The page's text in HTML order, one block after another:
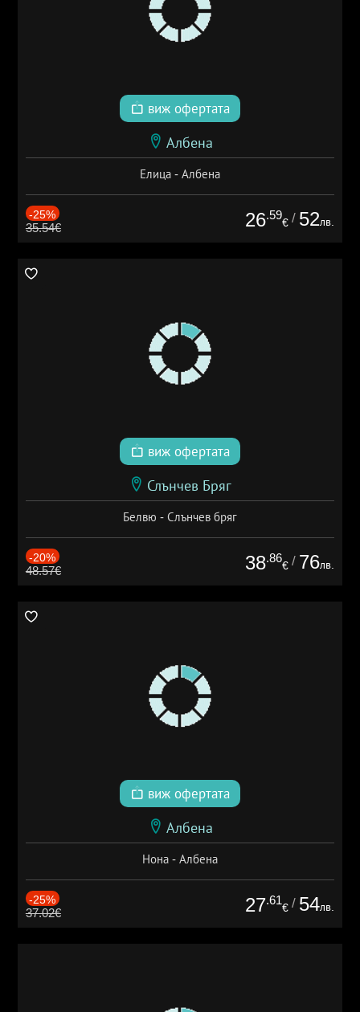
виж офертата
Албена
Елица - Албена
-25%
35.54€ 26.59
€ / 52лв.
виж офертата
Слънчев Бряг
Белвю - Слънчев бряг
-20%
48.57€ 38.86
€ / 76лв.
виж офертата
Албена
Нона - Албена
-25%
37.02€ 27.61
€ / 54лв.